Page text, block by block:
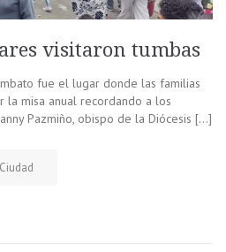
visitaron tumbas
fue el lugar donde las familias
la misa anual recordando a los
Pazmiño, obispo de la Diócesis […]
Ciudad